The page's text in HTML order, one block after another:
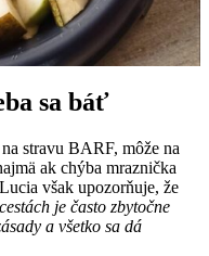
sa báť
stravu BARF, môže na
ak chýba mraznička
však upozorňuje, že
je často zbytočne
a všetko sa dá